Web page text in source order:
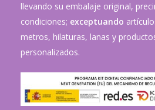
llevando su embalaje original,
condiciones; exceptuando
metros, hilaturas, lanas y
personalizados.